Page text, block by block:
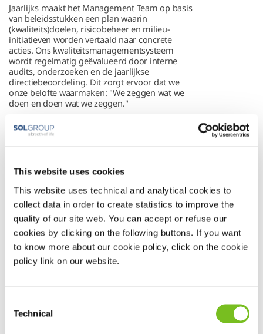
This website uses cookies
This website uses technical and analytical cookies to
collect data in order to create statistics to improve the
quality of our site web. You can accept or refuse our
cookies by clicking on the following buttons. If you want
to know more about our cookie policy, click on the cookie
policy link on our website.
Selection
Technical
Jaarlijks maakt het Management Team op basis
van beleidsstukken een plan waarin
(kwaliteits)doelen, risicobeheer en milieu-
initiatieven worden vertaald naar concrete
acties. Ons kwaliteitsmanagementsysteem
wordt regelmatig geëvalueerd door interne
audits, onderzoeken en de jaarlijkse
directiebeoordeling. Dit zorgt ervoor dat we
onze belofte waarmaken: "We zeggen wat we
doen en doen wat we zeggen."
Het Senior Management Team analyseert
bovendien jaarlijks de risico's, kansen en
verbeterpunten binnen onze processen. Met
behulp van de Plan, Do, Check, Act-cyclus
blijven we werken aan een continue verbetering
van onze procedures, diensten en impact op
mens en milieu.
Wilt u meer lezen over ons beleid? Lees dan
onze completebeleidsverklaring